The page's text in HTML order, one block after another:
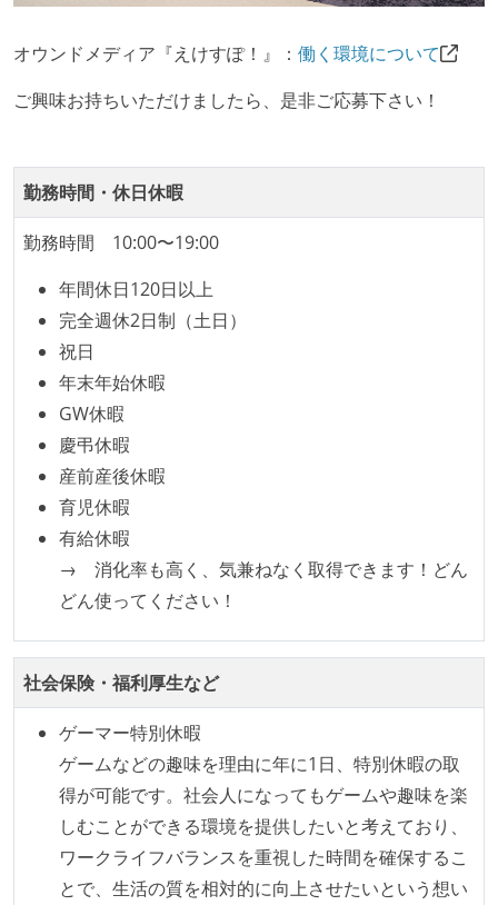
オウンドメディア『えけすぽ！』： 働く環境について
ご興味お持ちいただけましたら、是非ご応募下さい！
勤務時間・休日休暇
勤務時間 10:00〜19:00
年間休日120日以上
完全週休2日制（土日）
祝日
年末年始休暇
GW休暇
慶弔休暇
産前産後休暇
育児休暇
有給休暇
→ 消化率も高く、気兼ねなく取得できます！どん
どん使ってください！
社会保険・福利厚生など
ゲーマー特別休暇
ゲームなどの趣味を理由に年に1日、特別休暇の取
得が可能です。社会人になってもゲームや趣味を楽
しむことができる環境を提供したいと考えており、
ワークライフバランスを重視した時間を確保するこ
とで、生活の質を相対的に向上させたいという想い